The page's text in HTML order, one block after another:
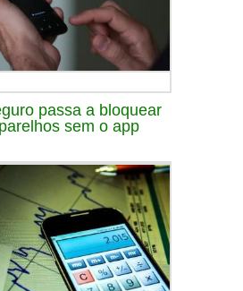
passa a bloquear
sem o app